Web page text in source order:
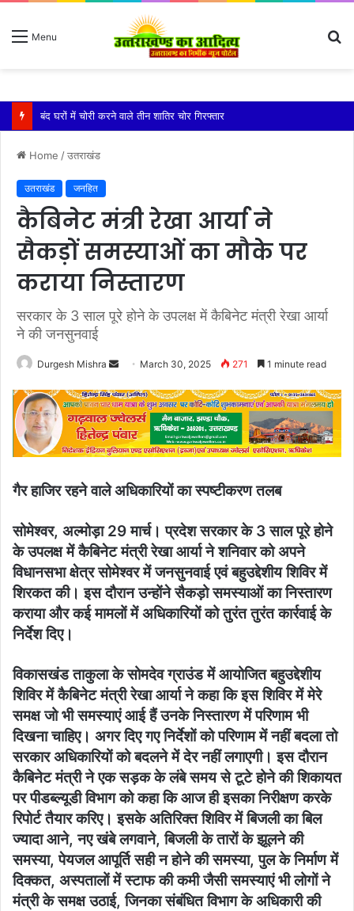
Menu
बारिश ने बढ़ाई दहशत, दरकने लगी जमीन, 10 परिवारों ने छोड़े घर
Home /उतराखंड
उतराखंड जनहित
कैबिनेट मंत्री रेखा आर्या ने
सैकड़ों समस्याओं का मौके पर
कराया निस्तारण
सरकार के 3 साल पूरे होने के उपलक्ष में कैबिनेट मंत्री रेखा आर्या
ने की जनसुनवाई
Durgesh Mishra
Send
email
March 30, 2025 271 1 minute read
गैर हाजिर रहने वाले अधिकारियों का स्पष्टीकरण तलब
सोमेश्वर, अल्मोड़ा 29 मार्च। प्रदेश सरकार के 3 साल पूरे होने
के उपलक्ष में कैबिनेट मंत्री रेखा आर्या ने शनिवार को अपने
विधानसभा क्षेत्र सोमेश्वर में जनसुनवाई एवं बहुउद्देशीय शिविर में
शिरकत की। इस दौरान उन्होंने सैकड़ो समस्याओं का निस्तारण
कराया और कई मामलों में अधिकारियों को तुरंत तुरंत कार्रवाई के
निर्देश दिए।
विकासखंड ताकुला के सोमदेव ग्राउंड में आयोजित बहुउद्देशीय
शिविर में कैबिनेट मंत्री रेखा आर्या ने कहा कि इस शिविर में मेरे
समक्ष जो भी समस्याएं आई हैं उनके निस्तारण में परिणाम भी
दिखना चाहिए। अगर दिए गए निर्देशों को परिणाम में नहीं बदला तो
सरकार अधिकारियों को बदलने में देर नहीं लगाएगी। इस दौरान
कैबिनेट मंत्री ने एक सड़क के लंबे समय से टूटे होने की शिकायत
पर पीडब्ल्यूडी विभाग को कहा कि आज ही इसका निरीक्षण करके
रिपोर्ट तैयार करिए। इसके अतिरिक्त शिविर में बिजली का बिल
ज्यादा आने, नए खंबे लगवाने, बिजली के तारों के झूलने की
समस्या, पेयजल आपूर्ति सही न होने की समस्या, पुल के निर्माण में
दिक्कत, अस्पतालों में स्टाफ की कमी जैसी समस्याएं भी लोगों ने
मंत्री के समक्ष उठाई, जिनका संबंधित विभाग के अधिकारी की